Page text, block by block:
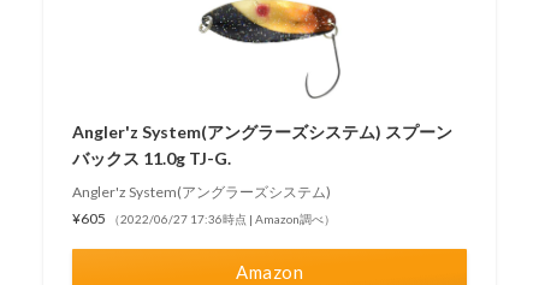
Angler'z System(アングラーズシステム) スプーン
バックス 11.0g TJ-G.
Angler'z System(アングラーズシステム)
¥605
（2022/06/27 17:36時点 | Amazon調べ）
Amazon